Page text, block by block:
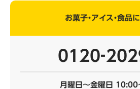
お菓子・アイス・食品
月曜日～金曜日